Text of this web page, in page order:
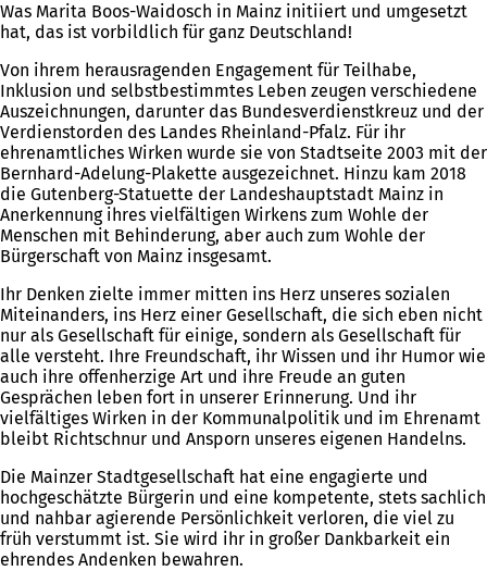
Was Marita Boos-Waidosch in Mainz initiiert und umgesetzt
hat, das ist vorbildlich für ganz Deutschland!
Von ihrem herausragenden Engagement für Teilhabe,
Inklusion und selbstbestimmtes Leben zeugen verschiedene
Auszeichnungen, darunter das Bundesverdienstkreuz und der
Verdienstorden des Landes Rheinland-Pfalz. Für ihr
ehrenamtliches Wirken wurde sie von Stadtseite 2003 mit der
Bernhard-Adelung-Plakette ausgezeichnet. Hinzu kam 2018
die Gutenberg-Statuette der Landeshauptstadt Mainz in
Anerkennung ihres vielfältigen Wirkens zum Wohle der
Menschen mit Behinderung, aber auch zum Wohle der
Bürgerschaft von Mainz insgesamt.
Ihr Denken zielte immer mitten ins Herz unseres sozialen
Miteinanders, ins Herz einer Gesellschaft, die sich eben nicht
nur als Gesellschaft für einige, sondern als Gesellschaft für
alle versteht. Ihre Freundschaft, ihr Wissen und ihr Humor wie
auch ihre offenherzige Art und ihre Freude an guten
Gesprächen leben fort in unserer Erinnerung. Und ihr
vielfältiges Wirken in der Kommunalpolitik und im Ehrenamt
bleibt Richtschnur und Ansporn unseres eigenen Handelns.
Die Mainzer Stadtgesellschaft hat eine engagierte und
hochgeschätzte Bürgerin und eine kompetente, stets sachlich
und nahbar agierende Persönlichkeit verloren, die viel zu
früh verstummt ist. Sie wird ihr in großer Dankbarkeit ein
ehrendes Andenken bewahren.